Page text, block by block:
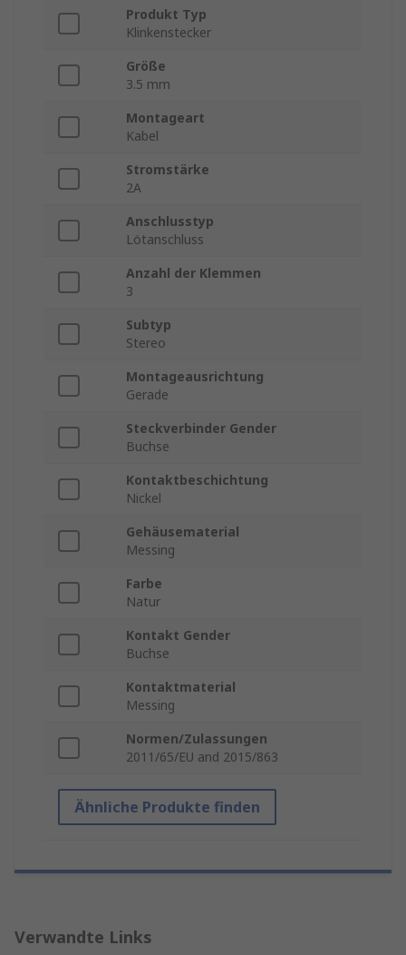
Produkt Typ
Klinkenstecker
Größe
3.5 mm
Montageart
Kabel
Stromstärke
2A
Anschlusstyp
Lötanschluss
Anzahl der Klemmen
3
Subtyp
Stereo
Montageausrichtung
Gerade
Steckverbinder Gender
Buchse
Kontaktbeschichtung
Nickel
Gehäusematerial
Messing
Farbe
Natur
Kontakt Gender
Buchse
Kontaktmaterial
Messing
Normen/Zulassungen
2011/65/EU and 2015/863
Ähnliche Produkte finden
Verwandte Links